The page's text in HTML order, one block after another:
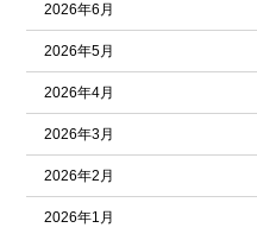
2026年6月
2026年5月
2026年4月
2026年3月
2026年2月
2026年1月